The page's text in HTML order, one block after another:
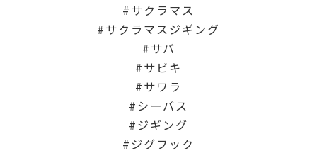
サクラマス
サクラマスジギング
サバ
サビキ
サワラ
シーバス
ジギング
ジグフック